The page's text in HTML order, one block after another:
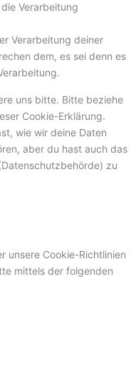
Verarbeitung
Verarbeitung deiner
dem, es sei denn es
uns bitte. Bitte beziehe
Cookie-Erklärung.
wie wir deine Daten
aber du hast auch das
zu
unsere Cookie-Richtlinien
mittels der folgenden